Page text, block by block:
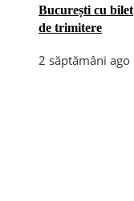
București cu bilet
de trimitere
2 săptămâni ago